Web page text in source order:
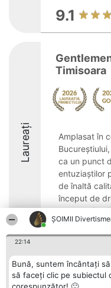
ŞOIMII
22:14
Bună, suntem încântați
să faceți clic pe subiectul
9.1
Laureați
Timisoara
Amplasat în
ca un punct
entuziaștilor
de înaltă
început de
cu
9.3
Organizator Ranking
BRIGHT SOLUTIONS BR SRL